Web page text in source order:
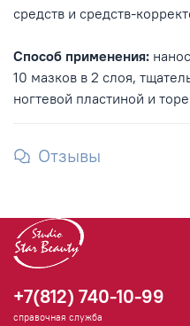
средств и средств-
Способ применения:
10 мазков в 2 слоя,
ногтевой пластиной и
Отзывы
+7(812) 740-10-99
справочная служба